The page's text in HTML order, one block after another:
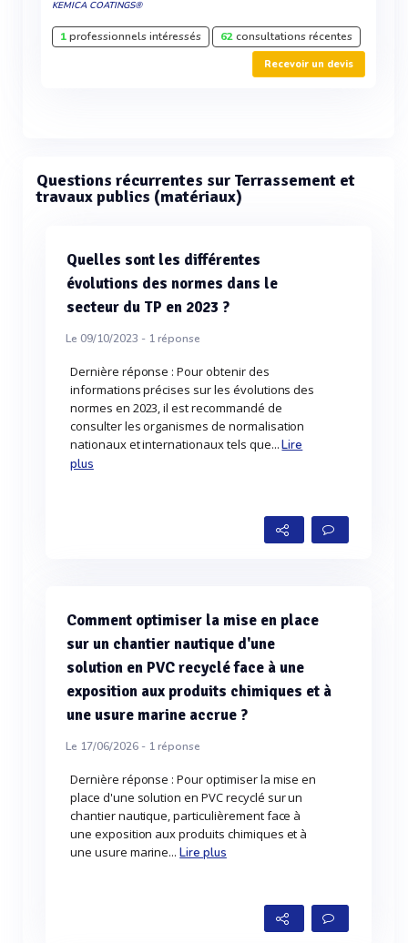
KEMICA COATINGS®
1professionnels intéressés 62consultations récentes
Recevoir un devis
Questions récurrentes sur Terrassement et
travaux publics (matériaux)
Quelles sont les différentes
évolutions des normes dans le
secteur du TP en 2023 ?
Le 09/10/2023 - 1réponse
Dernière réponse : Pour obtenir des
informations précises sur les évolutions des
normes en 2023, il est recommandé de
consulter les organismes de normalisation
nationaux et internationaux tels que...Lire
plus
Comment optimiser la mise en place
sur un chantier nautique d'une
solution en PVC recyclé face à une
exposition aux produits chimiques et à
une usure marine accrue ?
Le 17/06/2026 - 1réponse
Dernière réponse : Pour optimiser la mise en
place d'une solution en PVC recyclé sur un
chantier nautique, particulièrement face à
une exposition aux produits chimiques et à
une usure marine...Lire plus